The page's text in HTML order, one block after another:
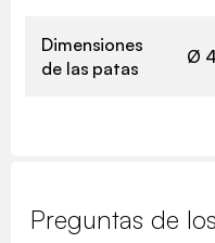
Dimensiones
de las patas
Ø
Preguntas de